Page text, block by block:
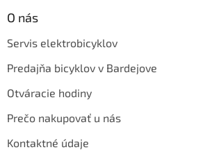
O nás
Servis elektrobicyklov
Predajňa bicyklov v Bardejove
Otváracie hodiny
Prečo nakupovať u nás
Kontaktné údaje